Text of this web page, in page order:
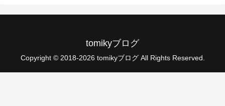
tomikyブログ
Copyright © 2018-2026 tomikyブログ All Rights Reserved.